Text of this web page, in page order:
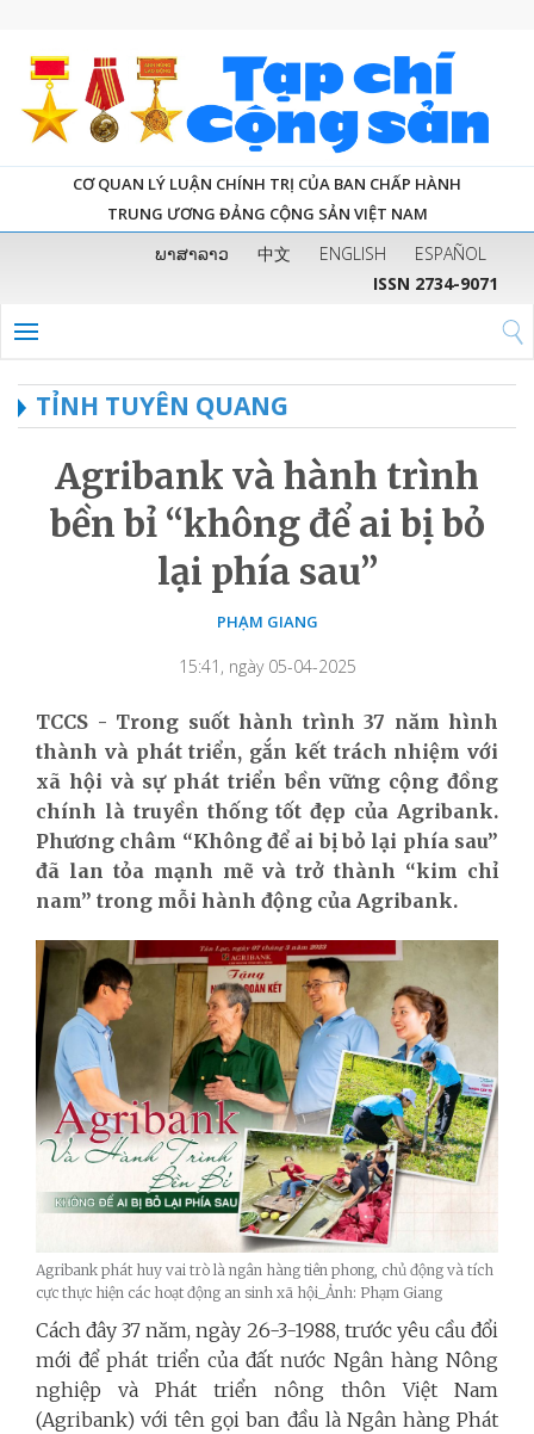
CƠ QUAN LÝ LUẬN CHÍNH TRỊ CỦA BAN CHẤP HÀNH
TRUNG ƯƠNG ĐẢNG CỘNG SẢN VIỆT NAM
ພາສາລາວ 中文 ENGLISH
ESPAÑOL
ISSN 2734-9071
TỈNH TUYÊN QUANG
Agribank và hành trình
bền bỉ “không để ai bị bỏ
lại phía sau”
PHẠM GIANG
15:41, ngày 05-04-2025
TCCS - Trong suốt hành trình 37 năm hình
thành và phát triển, gắn kết trách nhiệm với
xã hội và sự phát triển bền vững cộng đồng
chính là truyền thống tốt đẹp của Agribank.
Phương châm “Không để ai bị bỏ lại phía sau”
đã lan tỏa mạnh mẽ và trở thành “kim chỉ
nam” trong mỗi hành động của Agribank.
Agribank phát huy vai trò là ngân hàng tiên phong, chủ động và tích
cực thực hiện các hoạt động an sinh xã hội_Ảnh: Phạm Giang
Cách đây 37 năm, ngày 26-3-1988, trước yêu cầu đổi
mới để phát triển của đất nước Ngân hàng Nông
nghiệp và Phát triển nông thôn Việt Nam
(Agribank) với tên gọi ban đầu là Ngân hàng Phát